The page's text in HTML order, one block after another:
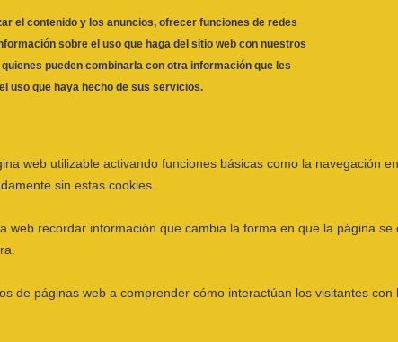
siguiente › última »
el contenido y los anuncios, ofrecer funciones de redes
sobre el uso que haga del sitio web con nuestros
pueden combinarla con otra información que les
uso que haya hecho de sus servicios.
web utilizable activando funciones básicas como la navegación
sin estas cookies.
web recordar información que cambia la forma en que la página
de páginas web a comprender cómo interactúan los visitantes